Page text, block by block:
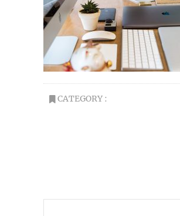
CATEGORY :